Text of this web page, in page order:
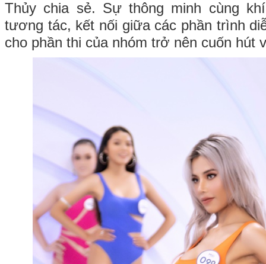
Thủy chia sẻ. Sự thông minh cùng
tương tác, kết nối giữa các phần trình
cho phần thi của nhóm trở nên cuốn hút